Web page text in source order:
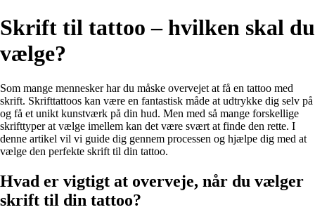
Skrift til tattoo – hvilken skal du
vælge?
Som mange mennesker har du måske overvejet at få en tattoo med
skrift. Skrifttattoos kan være en fantastisk måde at udtrykke dig selv på
og få et unikt kunstværk på din hud. Men med så mange forskellige
skrifttyper at vælge imellem kan det være svært at finde den rette. I
denne artikel vil vi guide dig gennem processen og hjælpe dig med at
vælge den perfekte skrift til din tattoo.
Hvad er vigtigt at overveje, når du vælger
skrift til din tattoo?